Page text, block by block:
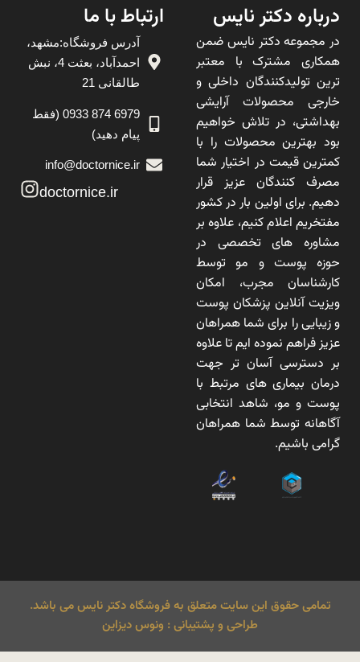
درباره دکتر نایس
در مجموعه دکتر نایس ضمن
همکاری مشترک با معتبر
ترین تولیدکنندگان داخلی و
خارجی محصولات آرایشی
بهداشتی، در تلاش خواهیم
بود بهترین محصولات را با
کمترین قیمت در اختیار شما
مصرف کنندگان عزیز قرار
دهیم. برای اولین بار در کشور
مفتخریم اعلام کنیم، علاوه بر
مشاوره های تخصصی در
حوزه پوست و مو توسط
کارشناسان مجرب، امکان
ویزیت آنلاین پزشکان پوست
و زیبایی را برای شما همراهان
عزیز فراهم نموده ایم تا علاوه
بر دسترسی آسان تر جهت
درمان بیماری های مرتبط با
پوست و مو، شاهد انتخابی
آگاهانه توسط شما همراهان
گرامی باشیم.
ارتباط با ما
آدرس فروشگاه:مشهد،
احمدآباد، بعثت 4، نبش
طالقانی 21
6979 874 0933 (فقط
پیام دهید)
info@doctornice.ir
doctornice.ir
تمامی حقوق این سایت متعلق به فروشگاه دکتر نایس می باشد.
طراحی و پشتیبانی : ونوس دیزاین